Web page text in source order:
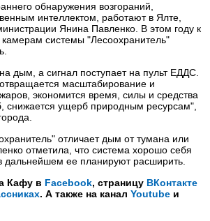
обнаружения возгораний,
интеллектом, работают в Ялте,
Янина Павленко. В этом году к
системы "Лесоохранитель"
дым, а сигнал поступает на пульт ЕДДС.
масштабирование и
экономится время, силы и средства
снижается ущерб природным ресурсам",
отличает дым от тумана или
отметила, что система хорошо себя
дальнейшем ее планируют расширить.
Кафу в Facebook, страницу ВКонтакте
. А также на канал Youtube и